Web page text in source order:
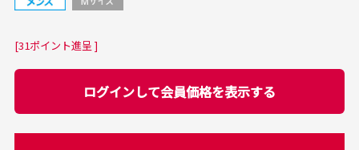
[31ポイント進呈 ]
ログインして会員価格を表示する